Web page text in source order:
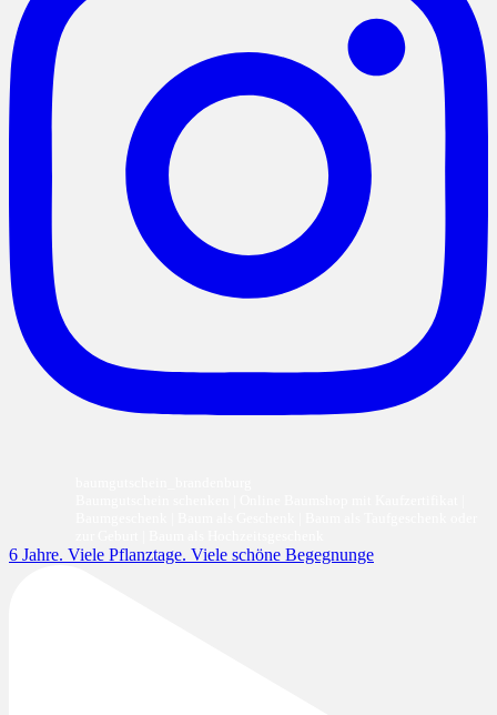
6 Jahre. Viele Pflanztage. Viele schöne Begegnunge